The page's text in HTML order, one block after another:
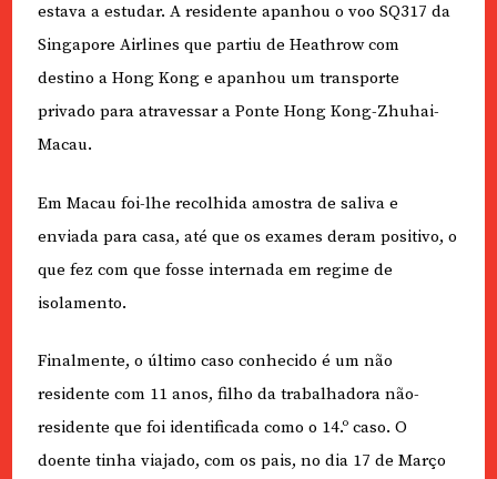
estava a estudar. A residente apanhou o voo SQ317 da
Singapore Airlines que partiu de Heathrow com
destino a Hong Kong e apanhou um transporte
privado para atravessar a Ponte Hong Kong-Zhuhai-
Macau.
Em Macau foi-lhe recolhida amostra de saliva e
enviada para casa, até que os exames deram positivo, o
que fez com que fosse internada em regime de
isolamento.
Finalmente, o último caso conhecido é um não
residente com 11 anos, filho da trabalhadora não-
residente que foi identificada como o 14.º caso. O
doente tinha viajado, com os pais, no dia 17 de Março